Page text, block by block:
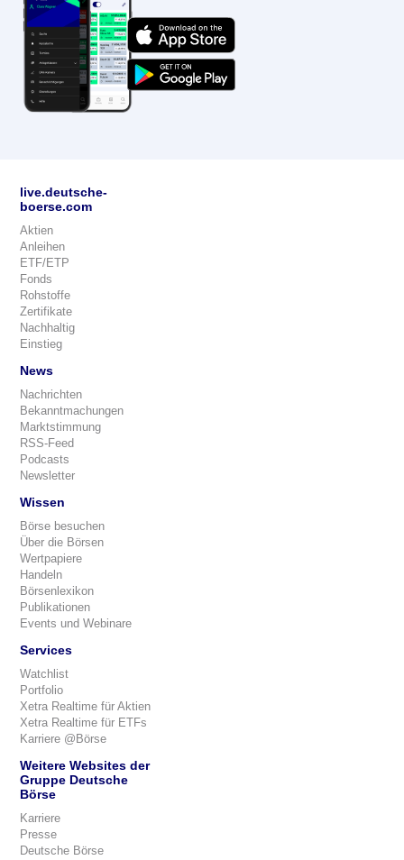
live.deutsche-
boerse.com
Aktien
Anleihen
ETF/ETP
Fonds
Rohstoffe
Zertifikate
Nachhaltig
Einstieg
News
Nachrichten
Bekanntmachungen
Marktstimmung
RSS-Feed
Podcasts
Newsletter
Wissen
Börse besuchen
Über die Börsen
Wertpapiere
Handeln
Börsenlexikon
Publikationen
Events und Webinare
Services
Watchlist
Portfolio
Xetra Realtime für Aktien
Xetra Realtime für ETFs
Karriere @Börse
Weitere Websites der
Gruppe Deutsche
Börse
Karriere
Presse
Deutsche Börse